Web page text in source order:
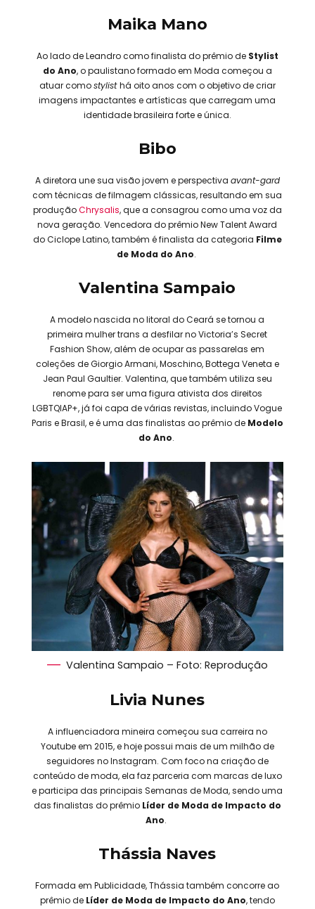
Maika Mano
Ao lado de Leandro como finalista do prêmio de Stylist
do Ano, o paulistano formado em Moda começou a
atuar comostylisthá oito anos com o objetivo de criar
imagens impactantes e artísticas que carregam uma
identidade brasileira forte e única.
Bibo
A diretora une sua visão jovem e perspectiva avant-gard
com técnicas de filmagem clássicas, resultando em sua
produçãoChrysalis, que a consagrou como uma voz da
nova geração. Vencedora do prêmio New Talent Award
do Ciclope Latino, também é finalista da categoria Filme
de Moda do Ano.
Valentina Sampaio
A modelo nascida no litoral do Ceará se tornou a
primeira mulher trans a desfilar no Victoria’s Secret
Fashion Show, além de ocupar as passarelas em
coleções de Giorgio Armani, Moschino, Bottega Veneta e
Jean Paul Gaultier. Valentina, que também utiliza seu
renome para ser uma figura ativista dos direitos
LGBTQIAP+, já foi capa de várias revistas, incluindo Vogue
Paris e Brasil, e é uma das finalistas ao prêmio de Modelo
do Ano.
Valentina Sampaio – Foto: Reprodução
Livia Nunes
A influenciadora mineira começou sua carreira no
Youtube em 2015, e hoje possui mais de um milhão de
seguidores no Instagram. Com foco na criação de
conteúdo de moda, ela faz parceria com marcas de luxo
e participa das principais Semanas de Moda, sendo uma
das finalistas do prêmio Líder de Moda de Impacto do
Ano.
Thássia Naves
Formada em Publicidade, Thássia também concorre ao
prêmio de Líder de Moda de Impacto do Ano, tendo